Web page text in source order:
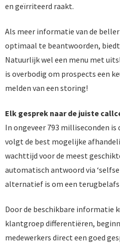
en geïrriteerd raakt.
Als meer informatie van de
optimaal te beantwoorden,
Natuurlijk wel een menu met
is overbodig om prospects een
melden van een storing!
Elk gesprek naar de juiste
In ongeveer 793 milliseconden
volgt de best mogelijke
wachttijd voor de meest
automatisch antwoord via
alternatief is om een
Door de beschikbare informatie
klantgroep differentiëren,
medewerkers direct een goed